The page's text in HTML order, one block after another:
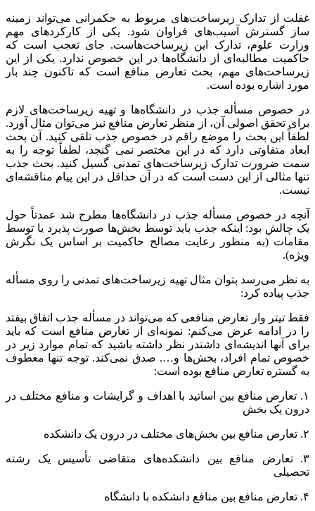
غفلت از تدارک زیرساخت‌های مربوط به حکمرانی می‌تواند زمینه
ساز گسترش آسیب‌های فراوان شود. یکی از کارکردهای مهم
وزارت علوم، تدارک این زیرساخت‌هاست. جای تعجب است که
حاکمیت مطالبه‌ای از دانشگاه‌ها در این خصوص ندارد. یکی از این
زیرساخت‌های مهم، بحث تعارض منافع است که تاکنون چند بار
مورد اشاره بوده است.
در خصوص مسأله جذب در دانشگاه‌ها و تهیه زیرساخت‌های لازم
برای تحقق اصولی آن، از منظر تعارض منافع نیز می‌توان مثال آورد.
لطفاً این بحث را موضع راقم در خصوص جذب تلقی کنید. آن بحث
ابعاد متفاوتی دارد که در این مختصر نمی گنجد، لطفاً توجه را به
سمت ضرورت تدارک زیرساخت‌های تمدنی گسیل کنید. بحث جذب
تنها مثالی از این دست است که در آن حداقل در این پیام مناقشه‌ای
نیست.
آنچه در خصوص مسأله جذب در دانشگاه‌ها مطرح شد عمدتاً حول
یک چالش بود: اینکه جذب باید توسط بخش‌ها صورت پذیرد یا توسط
مقامات (به منظور رعایت مصالح حاکمیت بر اساس یک نگرش
ویژه).
به نظر می‌رسد بتوان مثال تهیه زیرساخت‌های تمدنی را روی مسأله
جذب پیاده کرد:
فقط تیتر وار تعارض منافعی که می‌تواند در مسأله جذب اتفاق بیفتد
را در ادامه عرض می‌کنم: نمونه‌ای از تعارض منافع است که باید
برای آنها اندیشه‌ای داشتدر نظر داشته باشید که تمام موارد زیر در
خصوص تمام افراد، بخش‌ها و…. صدق نمی‌کند. توجه تنها معطوف
به گستره تعارض منافع بوده است:
۱. تعارض منافع بین اساتید با اهداف و گرایشات و منافع مختلف در
درون یک بخش
۲. تعارض منافع بین بخش‌های مختلف در درون یک دانشکده
۳. تعارض منافع بین دانشکده‌های متقاضی تأسیس یک رشته
تحصیلی
۴. تعارض منافع بین منافع دانشکده با دانشگاه